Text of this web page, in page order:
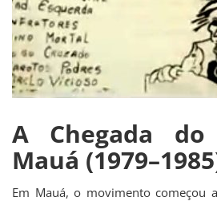
A Chegada
Mauá
Em Mauá, o movimento começou